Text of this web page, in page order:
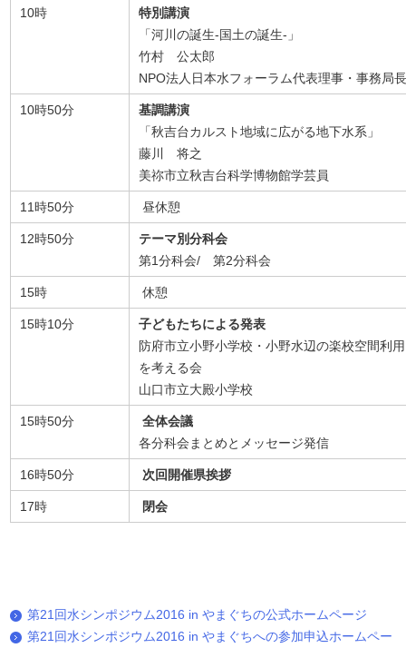
10時
特別講演
「河川の誕生-国土の誕生-」
竹村 公太郎
NPO法人日本水フォーラム代表理事・事務局
10時50分
基調講演
「秋吉台カルスト地域に広がる地下水系」
藤川 将之
美祢市立秋吉台科学博物館学芸員
11時50分 昼休憩
12時50分
テーマ別分科会
第1分科会/ 第2分科会
15時 休憩
15時10分
子どもたちによる発表
防府市立小野小学校・小野水辺の楽校空間利用
を考える会
山口市立大殿小学校
15時50分
全体会議
各分科会まとめとメッセージ発信
16時50分 次回開催県挨拶
17時 閉会
第21回水シンポジウム2016 in やまぐちの公式ホームページ
第21回水シンポジウム2016 in やまぐちへの参加申込ホームペー